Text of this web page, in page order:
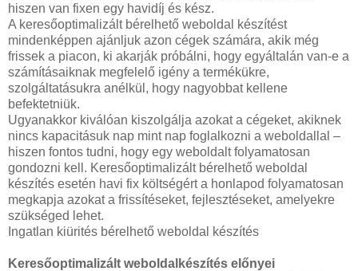
hiszen van fixen egy havidíj és kész.
A keresőoptimalizált bérelhető weboldal készítést
mindenképpen ajánljuk azon cégek számára, akik még
frissek a piacon, ki akarják próbálni, hogy egyáltalán van-e a
számításaiknak megfelelő igény a termékükre,
szolgáltatásukra anélkül, hogy nagyobbat kellene
befektetniük.
Ugyanakkor kiválóan kiszolgálja azokat a cégeket, akiknek
nincs kapacitásuk nap mint nap foglalkozni a weboldallal –
hiszen fontos tudni, hogy egy weboldalt folyamatosan
gondozni kell. Keresőoptimalizált bérelhető weboldal
készítés esetén havi fix költségért a honlapod folyamatosan
megkapja azokat a frissítéseket, fejlesztéseket, amelyekre
szükséged lehet.
Ingatlan kiürités bérelhető weboldal készítés
Keresőoptimalizált weboldalkészítés előnyei